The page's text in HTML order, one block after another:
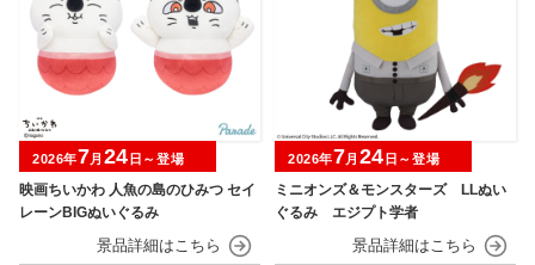
映画ちいかわ 人魚の島のひみつ セイ
レーンBIGぬいぐるみ
2026年7月 24 日～登場
ミニオンズ＆モンスターズ LLぬい
ぐるみ エジプト学者
2026年7月 24 日～登場